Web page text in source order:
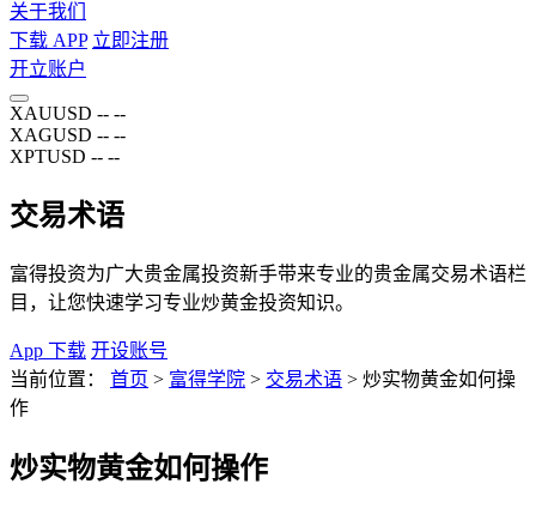
关于我们
下载 APP 立即注册
开立账户
XAUUSD -- --
XAGUSD -- --
XPTUSD -- --
交易术语
富得投资为广大贵金属投资新手带来专业的贵金属交易术语栏
目，让您快速学习专业炒黄金投资知识。
App 下载 开设账号
当前位置：
首页 > 富得学院 > 交易术语 > 炒实物黄金如何操
作
炒实物黄金如何操作